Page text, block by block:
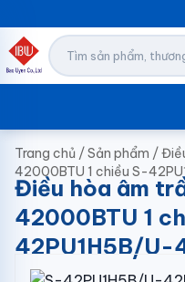
Trang chủ /Sản phẩm /
42000BTU 1 chiều S-
Điều hòa âm
42000BTU 1
42PU1H5B/U-